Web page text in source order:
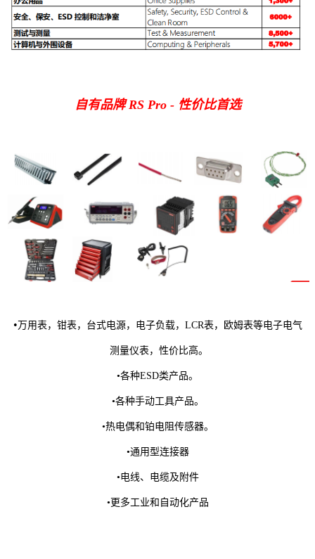
自有品牌 RS Pro - 性价比首选
• 万用表，钳表，台式电源，电子负载，LCR表，欧姆表等电子电气
测量仪表，性价比高。
•各种ESD类产品。
•各种手动工具产品。
•热电偶和铂电阻传感器。
•通用型连接器
•电线、电缆及附件
•更多工业和自动化产品